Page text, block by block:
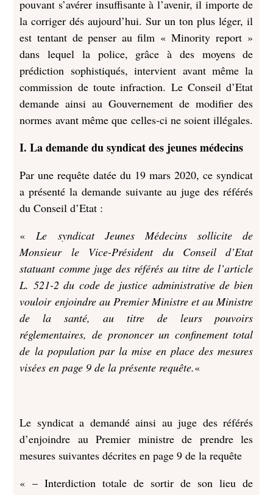
pouvant s’avérer insuffisante à l’avenir, il importe de
la corriger dés aujourd’hui. Sur un ton plus léger, il
est tentant de penser au film « Minority report »
dans lequel la police, grâce à des moyens de
prédiction sophistiqués, intervient avant même la
commission de toute infraction. Le Conseil d’Etat
demande ainsi au Gouvernement de modifier des
normes avant même que celles-ci ne soient illégales.
I. La demande du syndicat des jeunes médecins
Par une requête datée du 19 mars 2020, ce syndicat
a présenté la demande suivante au juge des référés
du Conseil d’Etat :
«Le syndicat Jeunes Médecins sollicite de
Monsieur le Vice-Président du Conseil d’Etat
statuant comme juge des référés au titre de l’article
L. 521-2 du code de justice administrative de bien
vouloir enjoindre au Premier Ministre et au Ministre
de la santé, au titre de leurs pouvoirs
réglementaires, de prononcer un confinement total
de la population par la mise en place des mesures
visées en page 9 de la présente requête.«
Le syndicat a demandé ainsi au juge des référés
d’enjoindre au Premier ministre de prendre les
mesures suivantes décrites en page 9 de la requête
« – Interdiction totale de sortir de son lieu de